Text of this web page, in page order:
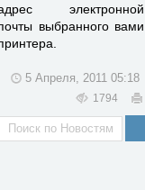
электронной
выбранного вами
5 Апреля, 2011 05:18
1794